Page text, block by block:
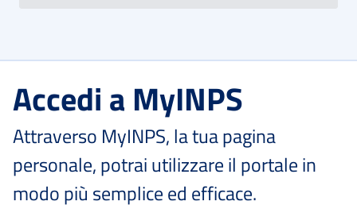
Accedi a MyINPS
Attraverso MyINPS, la tua pagina
personale, potrai utilizzare il portale in
modo più semplice ed efficace.